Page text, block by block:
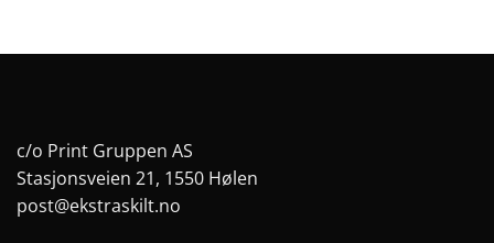
c/o Print Gruppen AS
Stasjonsveien 21, 1550 Hølen
post@ekstraskilt.no